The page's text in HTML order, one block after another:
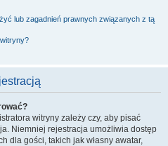
lub zagadnień prawnych związanych z tą
witryny zależy czy, aby pisać
Niemniej rejestracja umożliwia dostęp
dla gości, takich jak własny awatar,